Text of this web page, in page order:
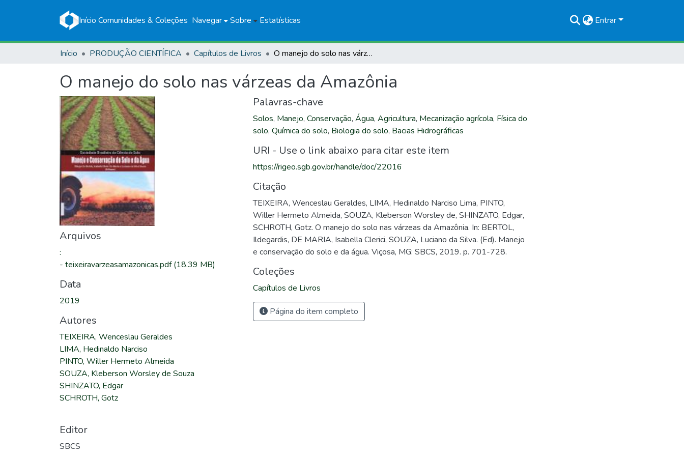
Início Comunidades & Coleções Navegar Sobre Estatísticas Entrar
Início PRODUÇÃO CIENTÍFICA Capítulos de Livros O manejo do solo nas várzeas da Amazônia
O manejo do solo nas várzeas da Amazônia
Arquivos
:
- teixeiravarzeasamazonicas.pdf(18.39 MB)
Data
2019
Autores
TEIXEIRA, Wenceslau Geraldes
LIMA, Hedinaldo Narciso
PINTO, Willer Hermeto Almeida
SOUZA, Kleberson Worsley de Souza
SHINZATO, Edgar
SCHROTH, Gotz
Editor
SBCS
Palavras-chave
Solos, Manejo, Conservação, Água, Agricultura, Mecanização agrícola, Física do
solo, Química do solo, Biologia do solo, Bacias Hidrográficas
URI - Use o link abaixo para citar este item
https://rigeo.sgb.gov.br/handle/doc/22016
Citação
TEIXEIRA, Wenceslau Geraldes, LIMA, Hedinaldo Narciso Lima, PINTO,
Willer Hermeto Almeida, SOUZA, Kleberson Worsley de, SHINZATO, Edgar,
SCHROTH, Gotz. O manejo do solo nas várzeas da Amazônia. In: BERTOL,
Ildegardis, DE MARIA, Isabella Clerici, SOUZA, Luciano da Silva. (Ed). Manejo
e conservação do solo e da água. Viçosa, MG: SBCS, 2019. p. 701-728.
Coleções
Capítulos de Livros
Página do item completo